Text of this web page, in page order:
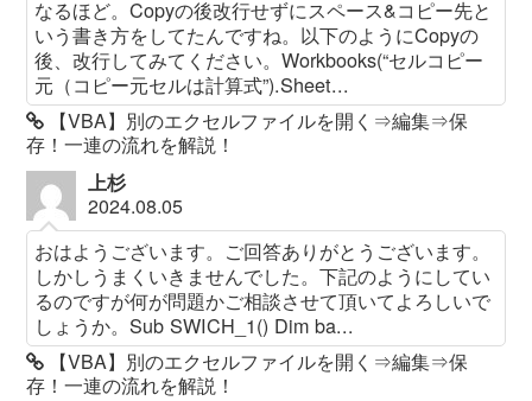
なるほど。Copyの後改行せずにスペース&コピー先と
いう書き方をしてたんですね。以下のようにCopyの
後、改行してみてください。Workbooks(“セルコピー
元（コピー元セルは計算式”).Sheet...
【VBA】別のエクセルファイルを開く⇒編集⇒保
存！一連の流れを解説！
上杉
2024.08.05
おはようございます。ご回答ありがとうございます。
しかしうまくいきませんでした。下記のようにしてい
るのですが何が問題かご相談させて頂いてよろしいで
しょうか。Sub SWICH_1() Dim ba...
【VBA】別のエクセルファイルを開く⇒編集⇒保
存！一連の流れを解説！